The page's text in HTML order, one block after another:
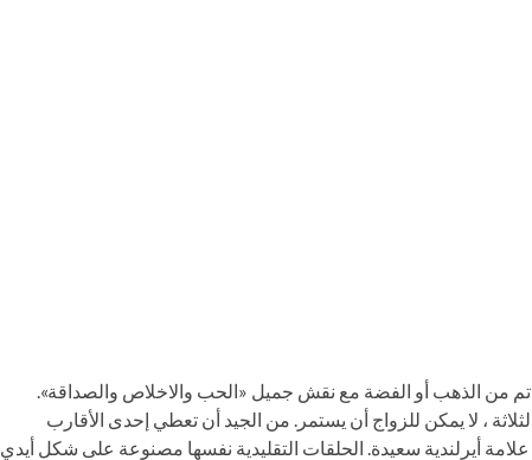
من الذهب أو الفضة مع نقش جميل «الحب والاخلاص والصداقة».
، لا يمكن للزواج أن يستمر. من الجيد أن تعطي إحدى الأقارب
أيرلندية سعيدة. الحلقات التقليدية نفسها مصنوعة على شكل أيدي